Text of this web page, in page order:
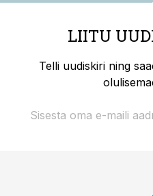
LIITU
Telli uudiskiri ning